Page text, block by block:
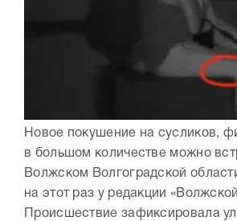
Новое покушение на сусликов,
в большом количестве можно
Волжском Волгоградской
на этот раз у редакции
Происшествие зафиксировала